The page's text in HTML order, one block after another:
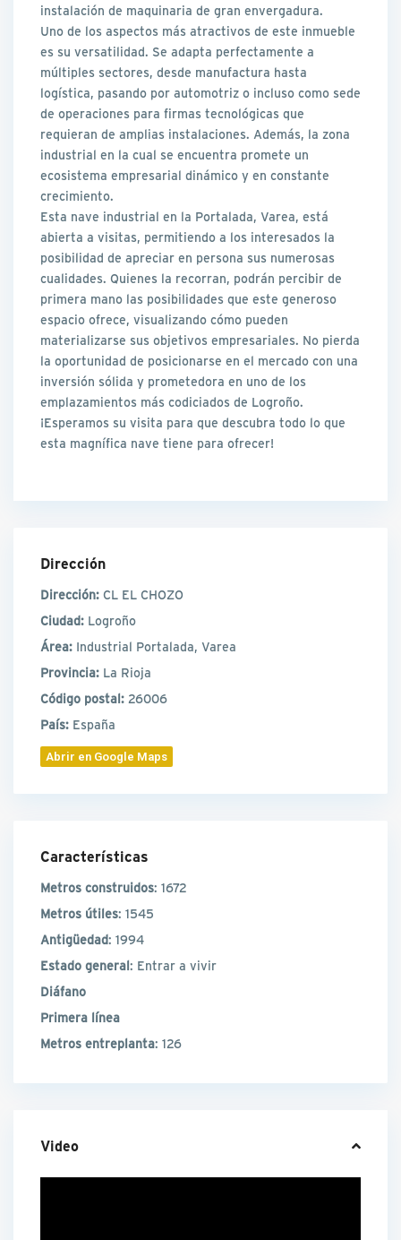
instalación de maquinaria de gran envergadura.
Uno de los aspectos más atractivos de este inmueble
es su versatilidad. Se adapta perfectamente a
múltiples sectores, desde manufactura hasta
logística, pasando por automotriz o incluso como sede
de operaciones para firmas tecnológicas que
requieran de amplias instalaciones. Además, la zona
industrial en la cual se encuentra promete un
ecosistema empresarial dinámico y en constante
crecimiento.
Esta nave industrial en la Portalada, Varea, está
abierta a visitas, permitiendo a los interesados la
posibilidad de apreciar en persona sus numerosas
cualidades. Quienes la recorran, podrán percibir de
primera mano las posibilidades que este generoso
espacio ofrece, visualizando cómo pueden
materializarse sus objetivos empresariales. No pierda
la oportunidad de posicionarse en el mercado con una
inversión sólida y prometedora en uno de los
emplazamientos más codiciados de Logroño.
¡Esperamos su visita para que descubra todo lo que
esta magnífica nave tiene para ofrecer!
Dirección
Dirección: CL EL CHOZO
Ciudad: Logroño
Área: Industrial Portalada, Varea
Provincia: La Rioja
Código postal: 26006
País: España
Abrir en Google Maps
Características
Metros construidos: 1672
Metros útiles: 1545
Antigüedad: 1994
Estado general: Entrar a vivir
Diáfano
Primera línea
Metros entreplanta: 126
Video